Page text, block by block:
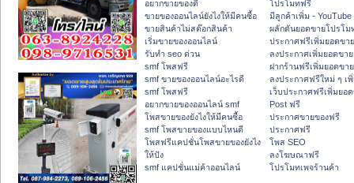
อยากขายของดี
ขายของออนไลน์ยังไงให้มีคนซื้อ
ขายสินค้าไม่สต๊อกสินค้า
เริ่มขายของออนไลน์
รับทำ seo ด่วน
smf โพสฟรี
smf ขายของออนไลน์อะไรดี
smf โพสฟรี
อยากขายของออนไลน์ smf
โพสขายของยังไงให้มีคนซื้อ
smf โพสขายของแบบไหนดี
โพสฟรีแคปชั่นโพสขายของยังไง
ให้ปัง
smf แคปชั่นแม่ค้าออนไลน์
โปรโมทฟรี
มีลูกค้าเพิ่ม - YouTube
ผลักดันยอดขายโปรโม
ประกาศฟรีเพิ่มยอดขาย
ลงประกาศเพิ่มยอดขาย
ฝากร้านฟรีเพิ่มยอดขาย
ลงประกาศฟรีใหม่ ๆ เ
เว็บประกาศฟรีเพิ่มยอ
Post ฟรี
ประกาศขายของฟรี
ประกาศฟรี
โพส SEO
ลงโฆษณาฟรี
โปรโมทเพจร้านค้า